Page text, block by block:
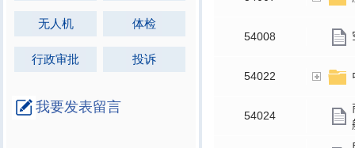
无人机 体检
行政审批 投诉
我要发表留言